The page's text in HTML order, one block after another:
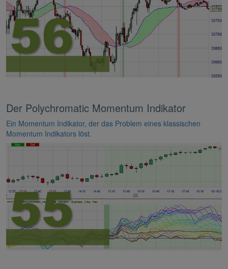
Der Polychromatic Momentum Indikator
Ein Momentum Indikator, der das Problem eines klassischen
Momentum Indikators löst.